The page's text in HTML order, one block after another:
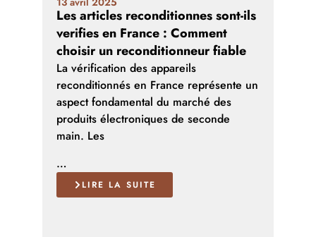
Les articles reconditionnes sont-ils
verifies en France : Comment
choisir un reconditionneur fiable
La vérification des appareils
reconditionnés en France représente un
aspect fondamental du marché des
produits électroniques de seconde
main. Les
…
LIRE LA SUITE